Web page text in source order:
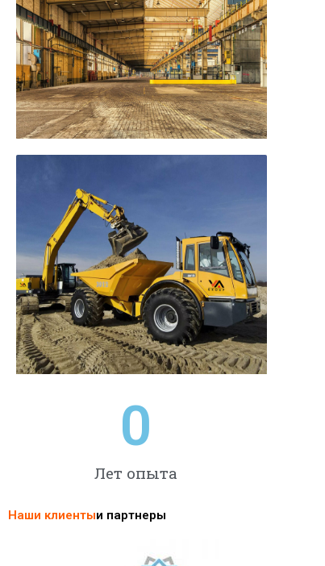
Лет опыта
0
Наши клиентыи партнеры